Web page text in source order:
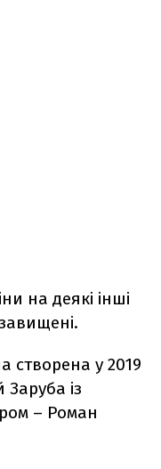
на деякі інші
створена у 2019
Заруба із
– Роман